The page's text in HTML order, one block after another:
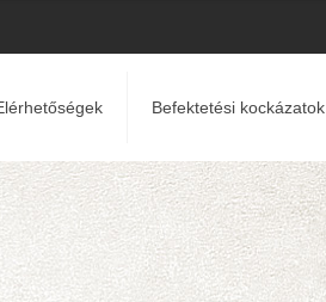
Befektetési kockázatok